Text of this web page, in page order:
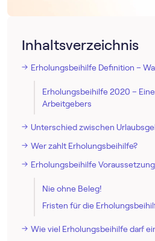
Inhaltsverzeichnis
Erholungsbeihilfe Definition –
Erholungsbeihilfe 2020 –
Arbeitgebers
Unterschied zwischen
Wer zahlt Erholungsbeihilfe?
Erholungsbeihilfe
Nie ohne Beleg!
Fristen für die
Wie viel Erholungsbeihilfe darf